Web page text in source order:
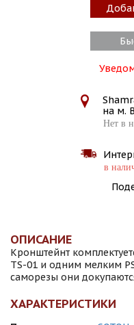
на м.
Нет в
в
ОПИСАНИЕ
Кронштейнт
TS-01 и одним мелким
саморезы они
ХАРАКТЕРИСТИКИ